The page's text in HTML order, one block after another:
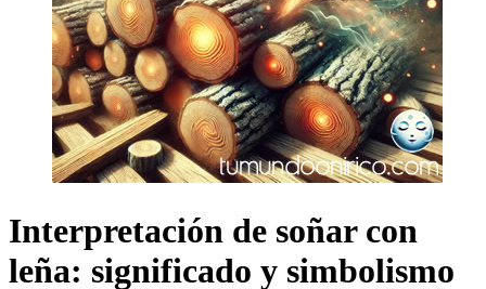
Interpretación de soñar con
leña: significado y simbolismo